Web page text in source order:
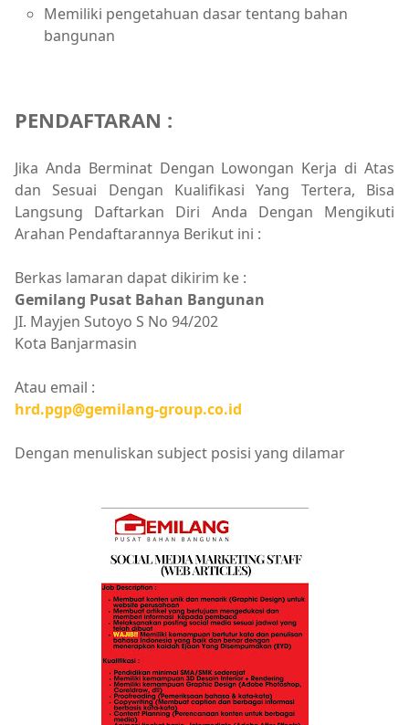
Memiliki pengetahuan dasar tentang bahan
bangunan
PENDAFTARAN :
Jika Anda Berminat Dengan Lowongan Kerja di Atas
dan Sesuai Dengan Kualifikasi Yang Tertera, Bisa
Langsung Daftarkan Diri Anda Dengan Mengikuti
Arahan Pendaftarannya Berikut ini :
Berkas lamaran dapat dikirim ke :
Gemilang Pusat Bahan Bangunan
JI. Mayjen Sutoyo S No 94/202
Kota Banjarmasin
Atau email :
hrd.pgp@gemilang-group.co.id
Dengan menuliskan subject posisi yang dilamar